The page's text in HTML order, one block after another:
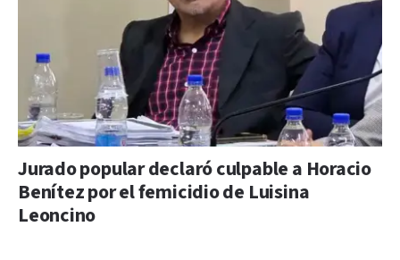
Jurado popular declaró culpable a Horacio
Benítez por el femicidio de Luisina
Leoncino